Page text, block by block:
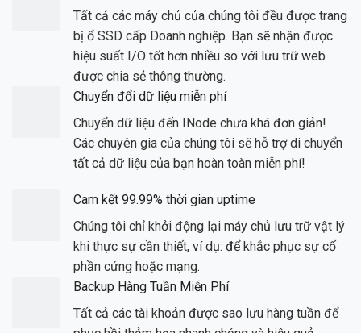
Tất cả các máy chủ của chúng tôi đều được trang
bị ổ SSD cấp Doanh nghiệp. Bạn sẽ nhận được
hiệu suất I/O tốt hơn nhiều so với lưu trữ web
được chia sẻ thông thường.
Chuyển đổi dữ liệu miễn phí
Chuyển dữ liệu đến INode chưa khá đơn giản!
Các chuyên gia của chúng tôi sẽ hỗ trợ di chuyển
tất cả dữ liệu của bạn hoàn toàn miễn phí!
Cam kết 99.99% thời gian uptime
Chúng tôi chỉ khởi động lại máy chủ lưu trữ vật lý
khi thực sự cần thiết, ví dụ: để khắc phục sự cố
phần cứng hoặc mạng.
Backup Hàng Tuần Miễn Phí
Tất cả các tài khoản được sao lưu hàng tuần để